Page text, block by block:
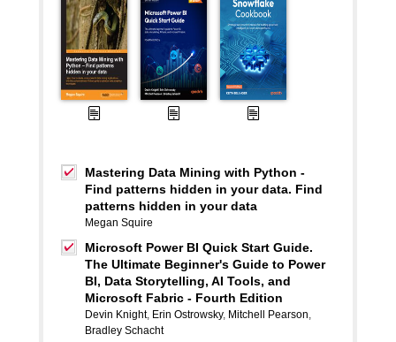
Mastering Data Mining with Python -
Find patterns hidden in your data. Find
patterns hidden in your data
Megan Squire
Microsoft Power BI Quick Start Guide.
The Ultimate Beginner's Guide to Power
BI, Data Storytelling, AI Tools, and
Microsoft Fabric - Fourth Edition
Devin Knight, Erin Ostrowsky, Mitchell Pearson,
Bradley Schacht